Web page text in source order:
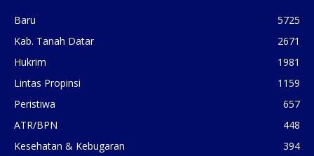
Baru
5725
Kab. Tanah Datar
2671
Hukrim
1981
Lintas Propinsi
1159
Peristiwa
657
ATR/BPN
448
Kesehatan & Kebugaran
394